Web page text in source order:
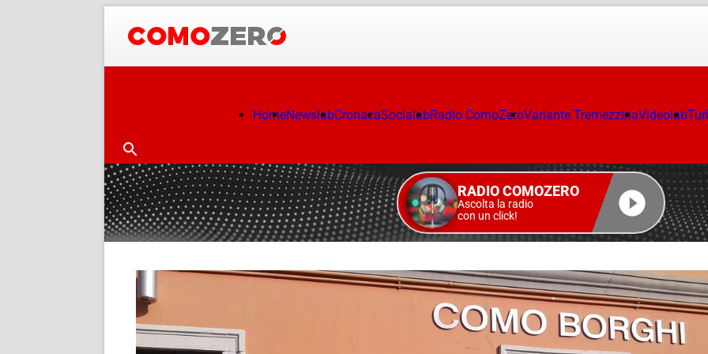
HomeNewslabCronacaSocialabRadio ComoZeroVariante TremezzinaVideolab
RADIO COMOZERO
Ascolta la radio
con un click!